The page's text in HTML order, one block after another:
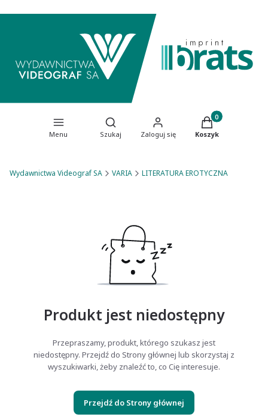
Menu
Otwórz wyszukiwarkę
Szukaj Zaloguj się
Produkty w
Koszyk
Wydawnictwa Videograf SA VARIA LITERATURA EROTYCZNA
Produkt jest niedostępny
Przepraszamy, produkt, którego szukasz jest
niedostępny. Przejdź do Strony głównej lub skorzystaj z
wyszukiwarki, żeby znaleźć to, co Cię interesuje.
Przejdź do Strony głównej